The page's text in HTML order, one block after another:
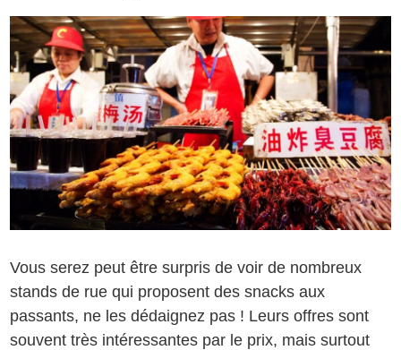
Vous serez peut être surpris de voir de nombreux
stands de rue qui proposent des snacks aux
passants, ne les dédaignez pas ! Leurs offres sont
souvent très intéressantes par le prix, mais surtout